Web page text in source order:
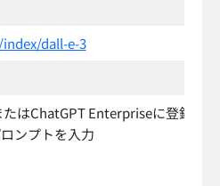
dall-e-3
はChatGPT Enterpriseに登録
ンプトを入力